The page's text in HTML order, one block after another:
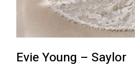
Evie Young – Saylor